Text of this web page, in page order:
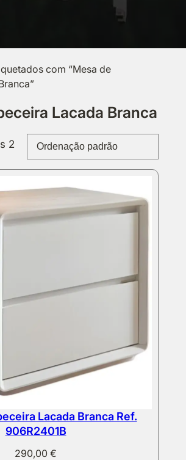
com “Mesa de
Lacada Branca
2
Lacada Branca Ref.
906R2401B
290,00€